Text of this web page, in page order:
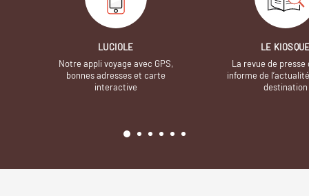
LUCIOLE
Notre appli voyage avec GPS,
bonnes adresses et carte
interactive
LE
La revue de presse
informe de
destination